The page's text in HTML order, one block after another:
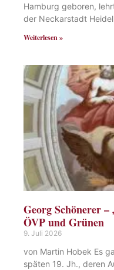
Hamburg geboren,
der Neckarstadt
Weiterlesen »
Georg Schönerer –
ÖVP und Grünen
9. Juli 2026
von Martin Hobek Es
späten 19. Jh., deren